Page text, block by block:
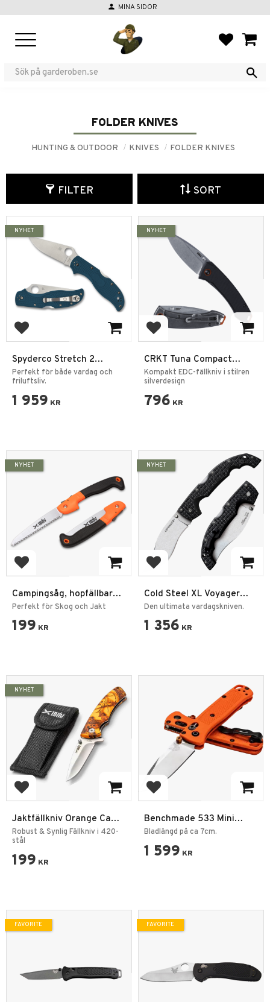
person MINA SIDOR
FOLDER KNIVES
HUNTING & OUTDOOR KNIVES FOLDER KNIVES
FILTER SORT
Add to favorites
Spyderco Stretch 2
Lightweight Blå K390
Perfekt för både vardag och
friluftsliv.
1 959 KR
NYHET
Add to favorites
CRKT Tuna Compact
Silver fällkniv
Kompakt EDC-fällkniv i stilren
silverdesign
796 KR
NYHET
Add to favorites
Campingsåg, hopfällbar
grensåg
Perfekt för Skog och Jakt
199 KR
NYHET
Add to favorites
Cold Steel XL Voyager
Vaquero Plain Edge -
AUS10A
Den ultimata vardagskniven.
1 356 KR
NYHET
Add to favorites
Jaktfällkniv Orange Camo
4,5"
Robust & Synlig Fällkniv i 420-
stål
199 KR
NYHET
Add to favorites
Benchmade 533 Mini
Bugout Orange
Bladlängd på ca 7cm.
1 599 KR
FAVORITE FAVORITE